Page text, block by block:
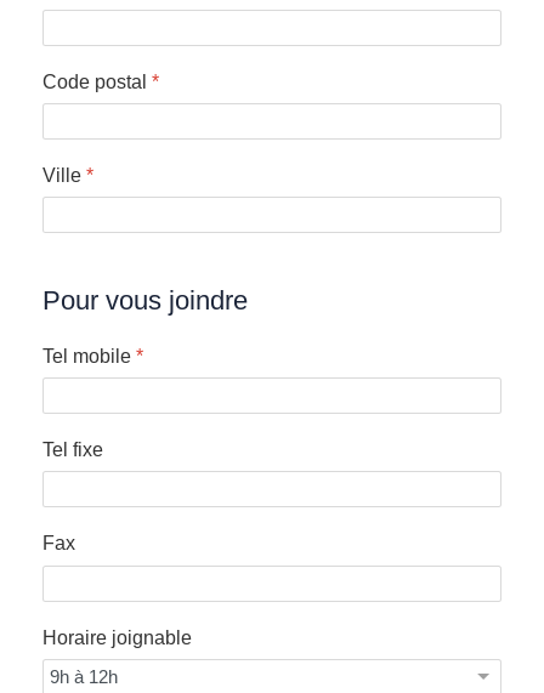
Code postal *
Ville *
Pour vous joindre
Tel mobile *
Tel fixe
Fax
Horaire joignable